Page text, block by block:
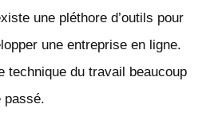
une pléthore d’outils pour
une entreprise en ligne.
technique du travail beaucoup
passé.